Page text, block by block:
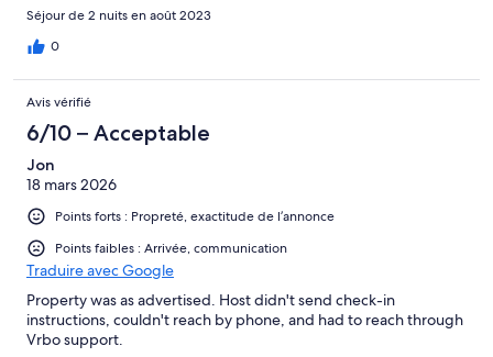
Séjour de 2 nuits en août 2023
0
Avis vérifié
6/10 – Acceptable
Jon
18 mars 2026
Points forts : Propreté, exactitude de l’annonce
Points faibles : Arrivée, communication
Traduire avec Google
Property was as advertised. Host didn't send check-in
instructions, couldn't reach by phone, and had to reach through
Vrbo support.